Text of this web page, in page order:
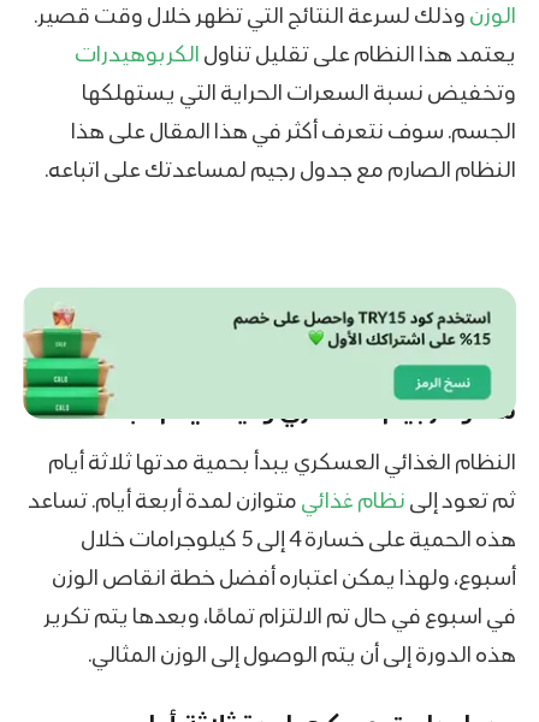
الوزن وذلك لسرعة النتائج التي تظهر خلال وقت قصير.
يعتمد هذا النظام على تقليل تناول الكربوهيدرات
وتخفيض نسبة السعرات الحراية التي يستهلكها
الجسم. سوف نتعرف أكثر في هذا المقال على هذا
النظام الصارم مع جدول رجيم لمساعدتك على اتباعه.
ماهو الرجيم العسكري وكيف يتم اتباعه؟
النظام الغذائي العسكري يبدأ بحمية مدتها ثلاثة أيام
ثم تعود إلى نظام غذائي متوازن لمدة أربعة أيام. تساعد
هذه الحمية على خسارة 4 إلى 5 كيلوجرامات خلال
أسبوع، ولهذا يمكن اعتباره أفضل خطة انقاص الوزن
في اسبوع في حال تم الالتزام تمامًا، وبعدها يتم تكرير
هذه الدورة إلى أن يتم الوصول إلى الوزن المثالي.